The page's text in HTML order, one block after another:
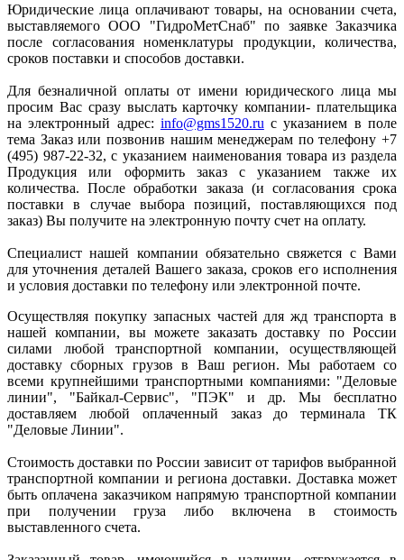
Юридические лица оплачивают товары, на основании счета,
выставляемого ООО "ГидроМетСнаб" по заявке Заказчика
после согласования номенклатуры продукции, количества,
сроков поставки и способов доставки.
Для безналичной оплаты от имени юридического лица мы
просим Вас сразу выслать карточку компании- плательщика
на электронный адрес: info@gms1520.ru с указанием в поле
тема Заказ или позвонив нашим менеджерам по телефону +7
(495) 987-22-32, с указанием наименования товара из раздела
Продукция или оформить заказ с указанием также их
количества. После обработки заказа (и согласования срока
поставки в случае выбора позиций, поставляющихся под
заказ) Вы получите на электронную почту счет на оплату.
Специалист нашей компании обязательно свяжется с Вами
для уточнения деталей Вашего заказа, сроков его исполнения
и условия доставки по телефону или электронной почте.
Осуществляя покупку запасных частей для жд транспорта в
нашей компании, вы можете заказать доставку по России
силами любой транспортной компании, осуществляющей
доставку сборных грузов в Ваш регион. Мы работаем со
всеми крупнейшими транспортными компаниями: "Деловые
линии", "Байкал-Сервис", "ПЭК" и др. Мы бесплатно
доставляем любой оплаченный заказ до терминала ТК
"Деловые Линии".
Стоимость доставки по России зависит от тарифов выбранной
транспортной компании и региона доставки. Доставка может
быть оплачена заказчиком напрямую транспортной компании
при получении груза либо включена в стоимость
выставленного счета.